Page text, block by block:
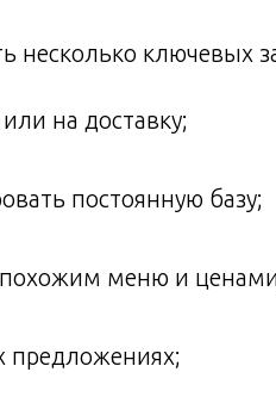
несколько ключевых
на доставку;
постоянную базу;
похожим меню и
предложениях;